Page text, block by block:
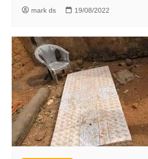
mark ds 19/08/2022